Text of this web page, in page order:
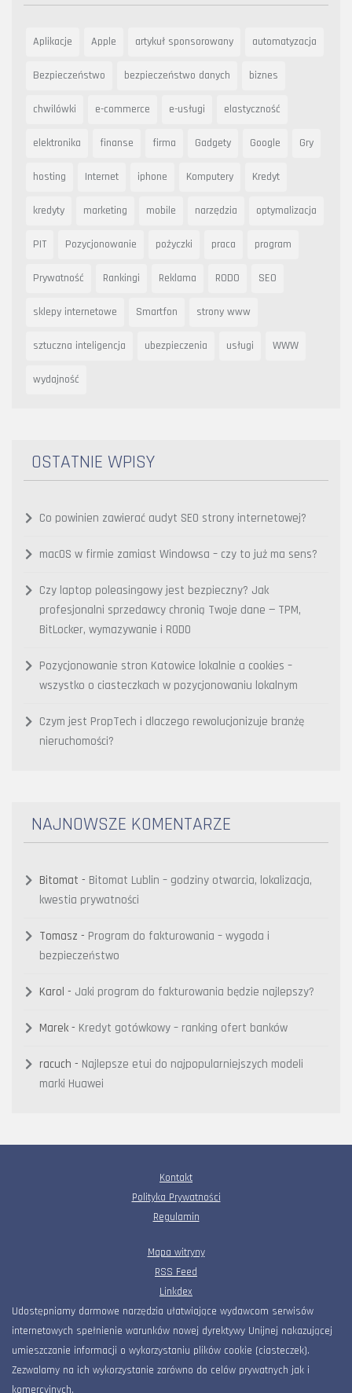
Aplikacje Apple artykuł sponsorowany automatyzacja
Bezpieczeństwo bezpieczeństwo danych biznes
chwilówki e-commerce e-usługi elastyczność
elektronika finanse firma Gadgety Google Gry
hosting Internet iphone Komputery Kredyt
kredyty marketing mobile narzędzia optymalizacja
PIT Pozycjonowanie pożyczki praca program
Prywatność Rankingi Reklama RODO SEO
sklepy internetowe Smartfon strony www
sztuczna inteligencja ubezpieczenia usługi WWW
wydajność
OSTATNIE WPISY
Co powinien zawierać audyt SEO strony internetowej?
macOS w firmie zamiast Windowsa – czy to już ma sens?
Czy laptop poleasingowy jest bezpieczny? Jak
profesjonalni sprzedawcy chronią Twoje dane — TPM,
BitLocker, wymazywanie i RODO
Pozycjonowanie stron Katowice lokalnie a cookies –
wszystko o ciasteczkach w pozycjonowaniu lokalnym
Czym jest PropTech i dlaczego rewolucjonizuje branżę
nieruchomości?
NAJNOWSZE KOMENTARZE
Bitomat - Bitomat Lublin – godziny otwarcia, lokalizacja,
kwestia prywatności
Tomasz - Program do fakturowania – wygoda i
bezpieczeństwo
Karol - Jaki program do fakturowania będzie najlepszy?
Marek - Kredyt gotówkowy – ranking ofert banków
racuch - Najlepsze etui do najpopularniejszych modeli
marki Huawei
Kontakt
Polityka Prywatności
Regulamin
Mapa witryny
RSS Feed
Linkdex
Udostępniamy darmowe narzędzia ułatwiające wydawcom serwisów
internetowych spełnienie warunków nowej dyrektywy Unijnej nakazującej
umieszczanie informacji o wykorzystaniu plików cookie (ciasteczek).
Zezwalamy na ich wykorzystanie zarówno do celów prywatnych jak i